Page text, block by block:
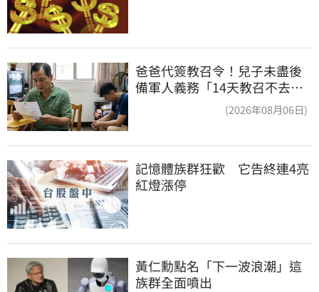
爸爸代簽教召令！兒子未盡後
備軍人義務「14天教召不去」
(2026年08月06日)
記憶體族群狂歡　它告終連4亮
紅燈漲停
黃仁勳點名「下一波浪潮」這
族群全面噴出